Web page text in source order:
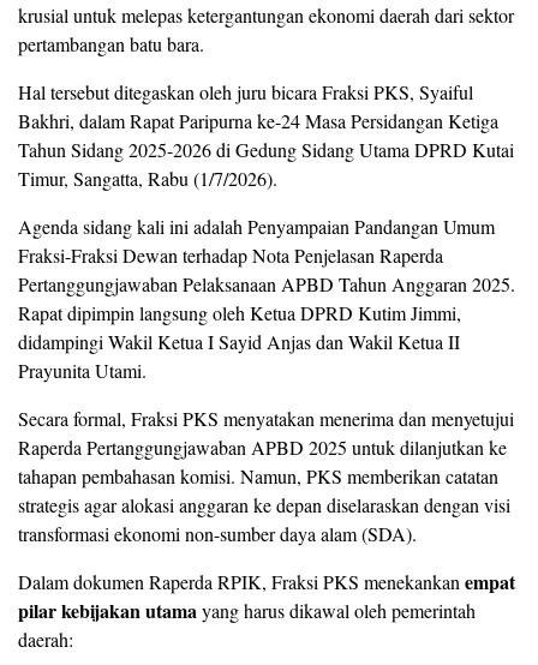
krusial untuk melepas ketergantungan ekonomi daerah dari sektor
pertambangan batu bara.
​Hal tersebut ditegaskan oleh juru bicara Fraksi PKS, Syaiful
Bakhri, dalam Rapat Paripurna ke-24 Masa Persidangan Ketiga
Tahun Sidang 2025-2026 di Gedung Sidang Utama DPRD Kutai
Timur, Sangatta, Rabu (1/7/2026).
​Agenda sidang kali ini adalah Penyampaian Pandangan Umum
Fraksi-Fraksi Dewan terhadap Nota Penjelasan Raperda
Pertanggungjawaban Pelaksanaan APBD Tahun Anggaran 2025.
Rapat dipimpin langsung oleh Ketua DPRD Kutim Jimmi,
didampingi Wakil Ketua I Sayid Anjas dan Wakil Ketua II
Prayunita Utami.
​Secara formal, Fraksi PKS menyatakan menerima dan menyetujui
Raperda Pertanggungjawaban APBD 2025 untuk dilanjutkan ke
tahapan pembahasan komisi. Namun, PKS memberikan catatan
strategis agar alokasi anggaran ke depan diselaraskan dengan visi
transformasi ekonomi non-sumber daya alam (SDA).
​Dalam dokumen Raperda RPIK, Fraksi PKS menekankan empat
pilar kebijakan utamayang harus dikawal oleh pemerintah
daerah: